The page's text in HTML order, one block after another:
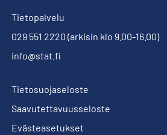
Tietopalvelu
029 551 2220 (arkisin klo 9.00-16.00)
info@stat.fi
Tietosuojaseloste
Saavutettavuusseloste
Evästeasetukset